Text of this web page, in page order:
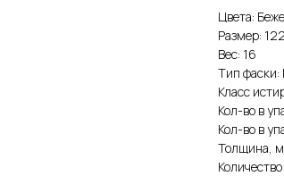
Цвета:
Размер:
Вес: 16
Тип фаски:
Класс
Кол-во в
Кол-во в
Толщина,